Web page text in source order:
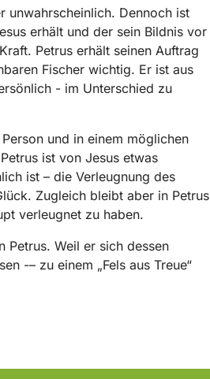
unwahrscheinlich. Dennoch ist
erhält und der sein Bildnis vor
Petrus erhält seinen Auftrag
Fischer wichtig. Er ist aus
- im Unterschied zu
und in einem möglichen
ist von Jesus etwas
ist – die Verleugnung des
Zugleich bleibt aber in Petrus
verleugnet zu haben.
Petrus. Weil er sich dessen
-– zu einem „Fels aus Treue“